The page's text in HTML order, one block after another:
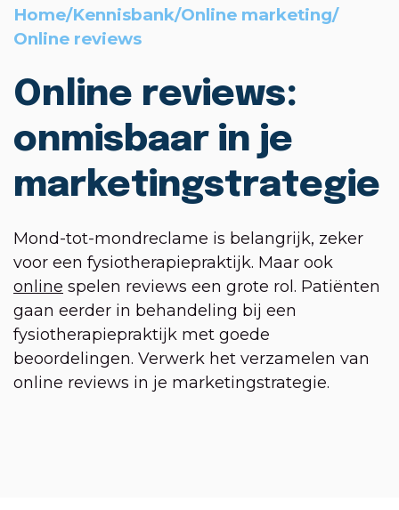
Home/Kennisbank/Online marketing/
Online reviews
Online reviews:
onmisbaar in je
marketingstrategie
Mond-tot-mondreclame is belangrijk, zeker
voor een fysiotherapiepraktijk. Maar ook
online spelen reviews een grote rol. Patiënten
gaan eerder in behandeling bij een
fysiotherapiepraktijk met goede
beoordelingen. Verwerk het verzamelen van
online reviews in je marketingstrategie.